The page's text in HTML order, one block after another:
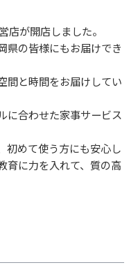
店が開店しました。
県の皆様にもお届けでき
間と時間をお届けしてい
に合わせた家事サービス
初めて使う方にも安心し
育に力を入れて、質の高